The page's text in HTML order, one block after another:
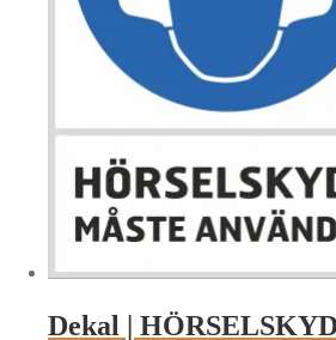
Dekal |